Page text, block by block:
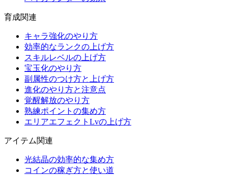
育成関連
キャラ強化のやり方
効率的なランクの上げ方
スキルレベルの上げ方
宝玉化のやり方
副属性のつけ方と上げ方
進化のやり方と注意点
覚醒解放のやり方
熟練ポイントの集め方
エリアエフェクトLvの上げ方
アイテム関連
光結晶の効率的な集め方
コインの稼ぎ方と使い道